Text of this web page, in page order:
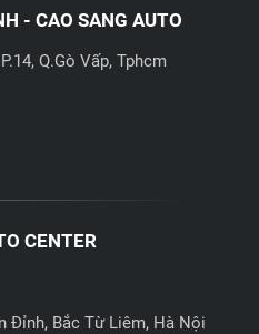
- CAO SANG AUTO
Q.Gò Vấp, Tphcm
CENTER
Đỉnh, Bắc Từ Liêm, Hà Nội